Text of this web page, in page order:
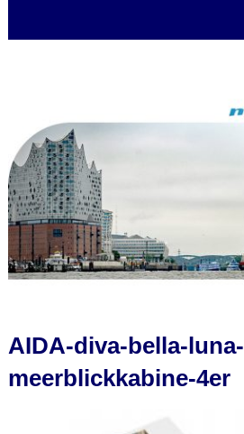
AIDA-diva-bella-luna-
meerblickkabine-4er